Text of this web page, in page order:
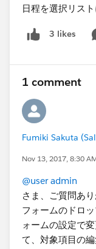
日程を選択リス
3 likes
1 comment
Fumiki Sakuta
Nov 13, 2017, 8:30
@user admin
さま、ご質問あ
フォームのドロ
ォームの設定で
て、対象項目の